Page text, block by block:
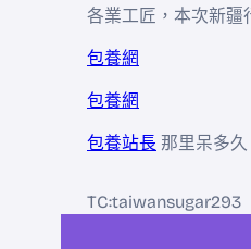
各業工匠，本次新疆
包養網
包養網
包養站長 那里呆多久
TC:taiwansugar293